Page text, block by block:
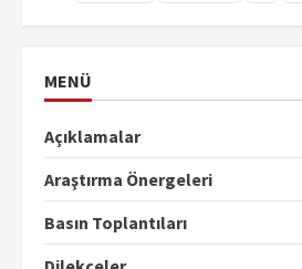
MENÜ
Açıklamalar
Araştırma Önergeleri
Basın Toplantıları